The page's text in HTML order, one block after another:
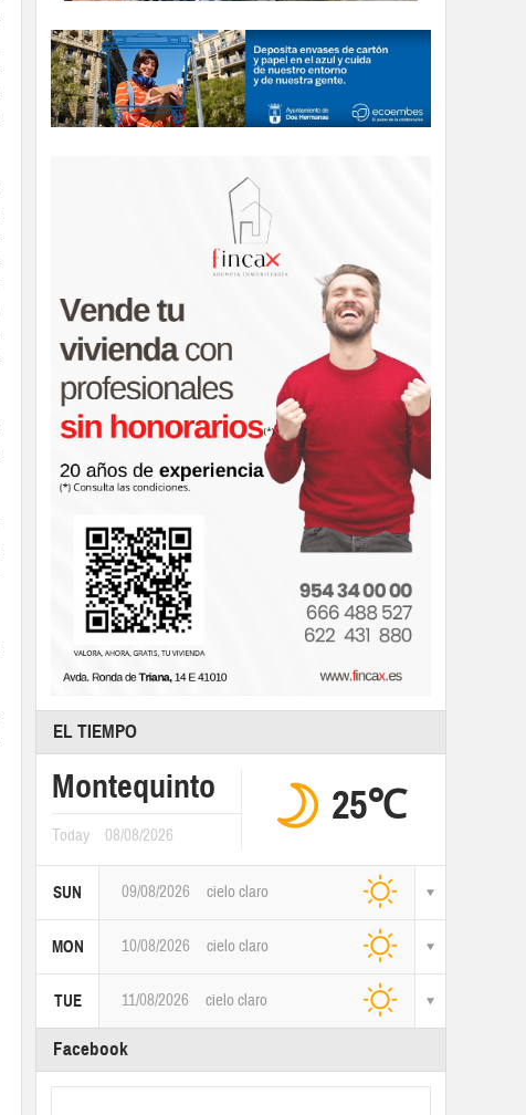
EL TIEMPO
Montequinto
Today 08/08/2026
25℃
SUN 09/08/2026 cielo claro
MON 10/08/2026 cielo claro
TUE 11/08/2026 cielo claro
Facebook